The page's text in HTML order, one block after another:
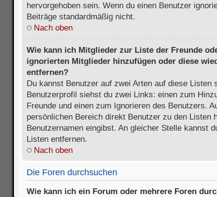
hervorgehoben sein. Wenn du einen Benutzer
Beiträge standardmäßig nicht.
Nach oben
Wie kann ich Mitglieder zur Liste der Freunde
ignorierten Mitglieder hinzufügen oder diese
entfernen?
Du kannst Benutzer auf zwei Arten auf diese Listen
Benutzerprofil siehst du zwei Links: einen zum
Freunde und einen zum Ignorieren des Benutzers.
persönlichen Bereich direkt Benutzer zu den Listen
Benutzernamen eingibst. An gleicher Stelle kannst
Listen entfernen.
Nach oben
Die Foren durchsuchen
Wie kann ich ein Forum oder mehrere Foren